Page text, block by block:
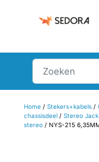
Home/ Stekers+kabels/
chassisdeel/ Stereo
stereo/ NYS-215 6,35MM